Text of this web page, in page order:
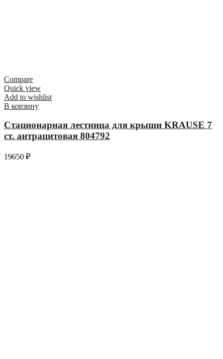
Compare
Quick view
Add to wishlist
В корзину
Стационарная лестница для крыши KRAUSE 7
ст. антрацитовая 804792
19650 ₽